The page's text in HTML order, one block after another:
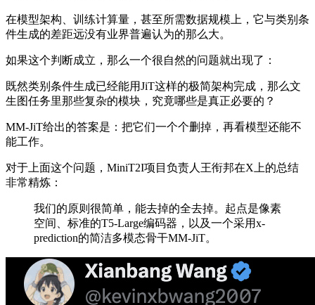
在模型架构、训练计算量，甚至所需数据规模上，它与类别条
件生成的差距远没有业界普遍认为的那么大。
如果这个判断成立，那么一个很自然的问题就出现了：
既然类别条件生成已经能用JiT这样的极简架构完成，那么文
生图任务里那些复杂的模块，究竟哪些是真正必要的？
MM-JiT给出的答案是：把它们一个个删掉，再看模型还能不
能工作。
对于上面这个问题，MiniT2I项目负责人王衔邦在X上的总结
非常精炼：
我们的原则很简单，能去掉的全去掉。起点是像素
空间、标准的T5-Large编码器，以及一个采用x-
prediction的简洁多模态骨干MM-JiT。